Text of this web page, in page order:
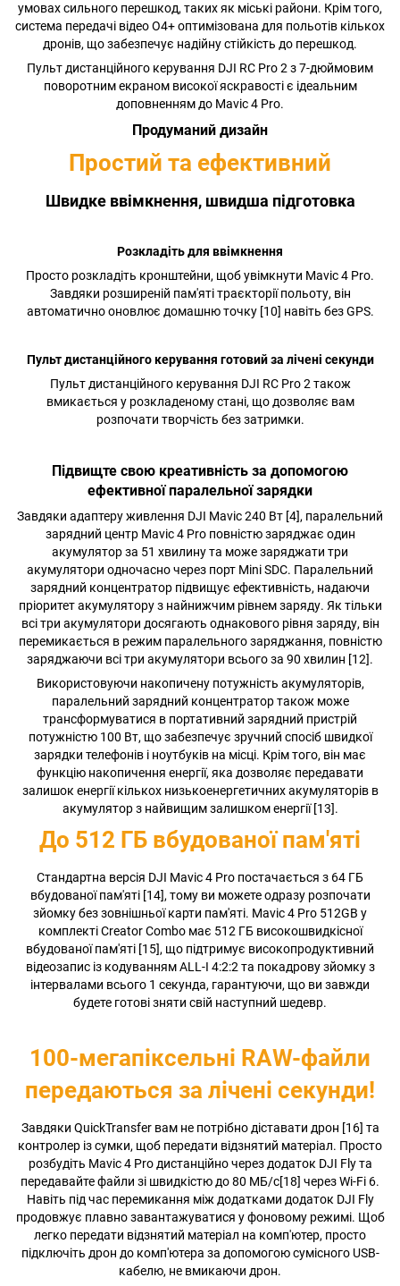
умовах сильного перешкод, таких як міські райони. Крім того,
система передачі відео O4+ оптимізована для польотів кількох
дронів, що забезпечує надійну стійкість до перешкод.
Пульт дистанційного керування DJI RC Pro 2 з 7-дюймовим
поворотним екраном високої яскравості є ідеальним
доповненням до Mavic 4 Pro.
Продуманий дизайн
Простий та ефективний
Швидке ввімкнення, швидша підготовка
Розкладіть для ввімкнення
Просто розкладіть кронштейни, щоб увімкнути Mavic 4 Pro.
Завдяки розширеній пам'яті траєкторії польоту, він
автоматично оновлює домашню точку [10] навіть без GPS.
Пульт дистанційного керування готовий за лічені секунди
Пульт дистанційного керування DJI RC Pro 2 також
вмикається у розкладеному стані, що дозволяє вам
розпочати творчість без затримки.
Підвищте свою креативність за допомогою
ефективної паралельної зарядки
Завдяки адаптеру живлення DJI Mavic 240 Вт [4], паралельний
зарядний центр Mavic 4 Pro повністю заряджає один
акумулятор за 51 хвилину та може заряджати три
акумулятори одночасно через порт Mini SDC. Паралельний
зарядний концентратор підвищує ефективність, надаючи
пріоритет акумулятору з найнижчим рівнем заряду. Як тільки
всі три акумулятори досягають однакового рівня заряду, він
перемикається в режим паралельного заряджання, повністю
заряджаючи всі три акумулятори всього за 90 хвилин [12].
Використовуючи накопичену потужність акумуляторів,
паралельний зарядний концентратор також може
трансформуватися в портативний зарядний пристрій
потужністю 100 Вт, що забезпечує зручний спосіб швидкої
зарядки телефонів і ноутбуків на місці. Крім того, він має
функцію накопичення енергії, яка дозволяє передавати
залишок енергії кількох низькоенергетичних акумуляторів в
акумулятор з найвищим залишком енергії [13].
До 512 ГБ вбудованої пам'яті
Стандартна версія DJI Mavic 4 Pro постачається з 64 ГБ
вбудованої пам'яті [14], тому ви можете одразу розпочати
зйомку без зовнішньої карти пам'яті. Mavic 4 Pro 512GB у
комплекті Creator Combo має 512 ГБ високошвидкісної
вбудованої пам'яті [15], що підтримує високопродуктивний
відеозапис із кодуванням ALL-I 4:2:2 та покадрову зйомку з
інтервалами всього 1 секунда, гарантуючи, що ви завжди
будете готові зняти свій наступний шедевр.
100-мегапіксельні RAW-файли
передаються за лічені секунди!
Завдяки QuickTransfer вам не потрібно діставати дрон [16] та
контролер із сумки, щоб передати відзнятий матеріал. Просто
розбудіть Mavic 4 Pro дистанційно через додаток DJI Fly та
передавайте файли зі швидкістю до 80 МБ/с[18] через Wi-Fi 6.
Навіть під час перемикання між додатками додаток DJI Fly
продовжує плавно завантажуватися у фоновому режимі. Щоб
легко передати відзнятий матеріал на комп'ютер, просто
підключіть дрон до комп'ютера за допомогою сумісного USB-
кабелю, не вмикаючи дрон.